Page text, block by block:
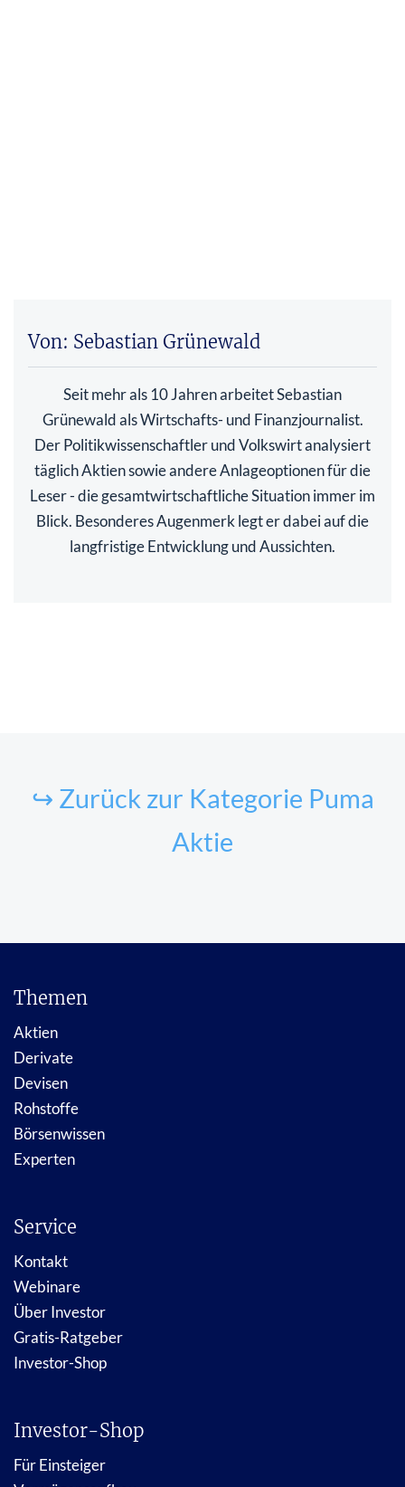
Von: Sebastian Grünewald
Seit mehr als 10 Jahren arbeitet Sebastian
Grünewald als Wirtschafts- und Finanzjournalist.
Der Politikwissenschaftler und Volkswirt analysiert
täglich Aktien sowie andere Anlageoptionen für die
Leser - die gesamtwirtschaftliche Situation immer im
Blick. Besonderes Augenmerk legt er dabei auf die
langfristige Entwicklung und Aussichten.
↪ Zurück zur Kategorie Puma
Aktie
Themen
Aktien
Derivate
Devisen
Rohstoffe
Börsenwissen
Experten
Service
Kontakt
Webinare
Über Investor
Gratis-Ratgeber
Investor-Shop
Investor-Shop
Für Einsteiger